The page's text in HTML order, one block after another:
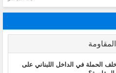
الحملة في الداخل اللبناني على